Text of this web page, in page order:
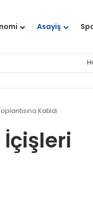
Asayiş
Katıldı